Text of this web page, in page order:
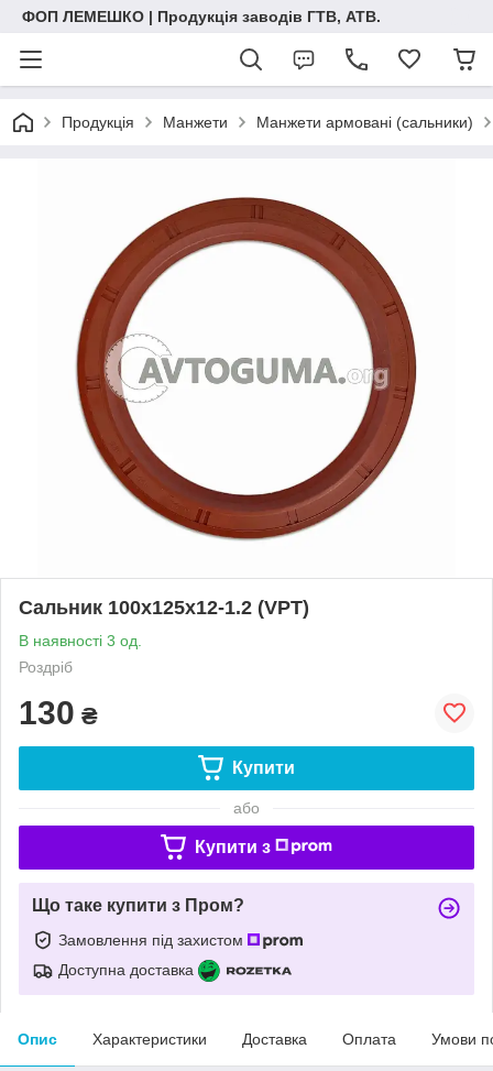
ФОП ЛЕМЕШКО | Продукція заводів ГТВ, АТВ.
Продукція Манжети Манжети армовані (сальники)
Сальник 100x125x12-1.2 (VPT)
В наявності 3 од.
Роздріб
130 ₴
Купити
або
Купити з
Що таке купити з Пром?
Замовлення під захистом
Доступна доставка
Опис Характеристики Доставка Оплата Умови